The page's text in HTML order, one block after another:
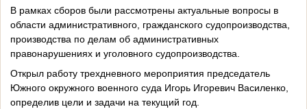
В рамках сборов были рассмотрены актуальные вопросы в
области административного, гражданского судопроизводства,
производства по делам об административных
правонарушениях и уголовного судопроизводства.
Открыл работу трехдневного мероприятия председатель
Южного окружного военного суда Игорь Игоревич Василенко,
определив цели и задачи на текущий год.